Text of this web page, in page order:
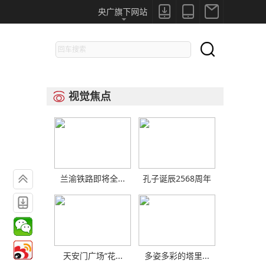



央广旗下网站



 视觉焦点
兰渝铁路即将全... 孔子诞辰2568周年
天安门广场“花... 多姿多彩的塔里...